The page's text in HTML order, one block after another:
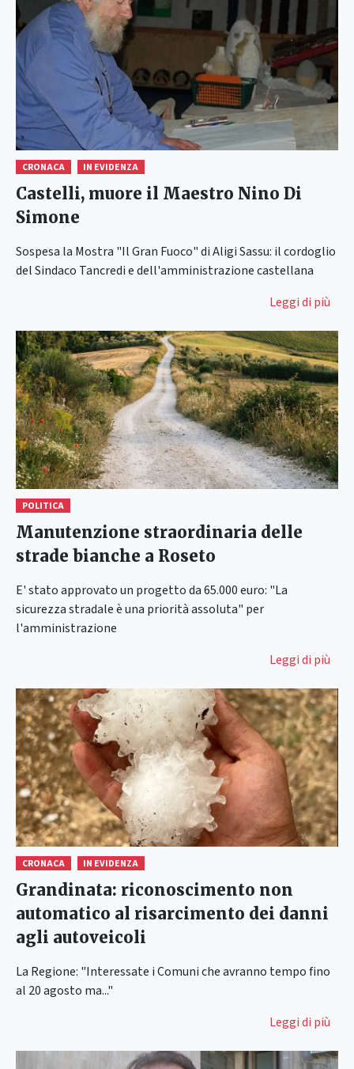
CRONACA IN EVIDENZA
Castelli, muore il Maestro Nino Di
Simone
Sospesa la Mostra "Il Gran Fuoco" di Aligi Sassu: il cordoglio
del Sindaco Tancredi e dell'amministrazione castellana
Leggi di più
POLITICA
Manutenzione straordinaria delle
strade bianche a Roseto
E' stato approvato un progetto da 65.000 euro: "La
sicurezza stradale è una priorità assoluta" per
l'amministrazione
Leggi di più
CRONACA IN EVIDENZA
Grandinata: riconoscimento non
automatico al risarcimento dei danni
agli autoveicoli
La Regione: "Interessate i Comuni che avranno tempo fino
al 20 agosto ma..."
Leggi di più